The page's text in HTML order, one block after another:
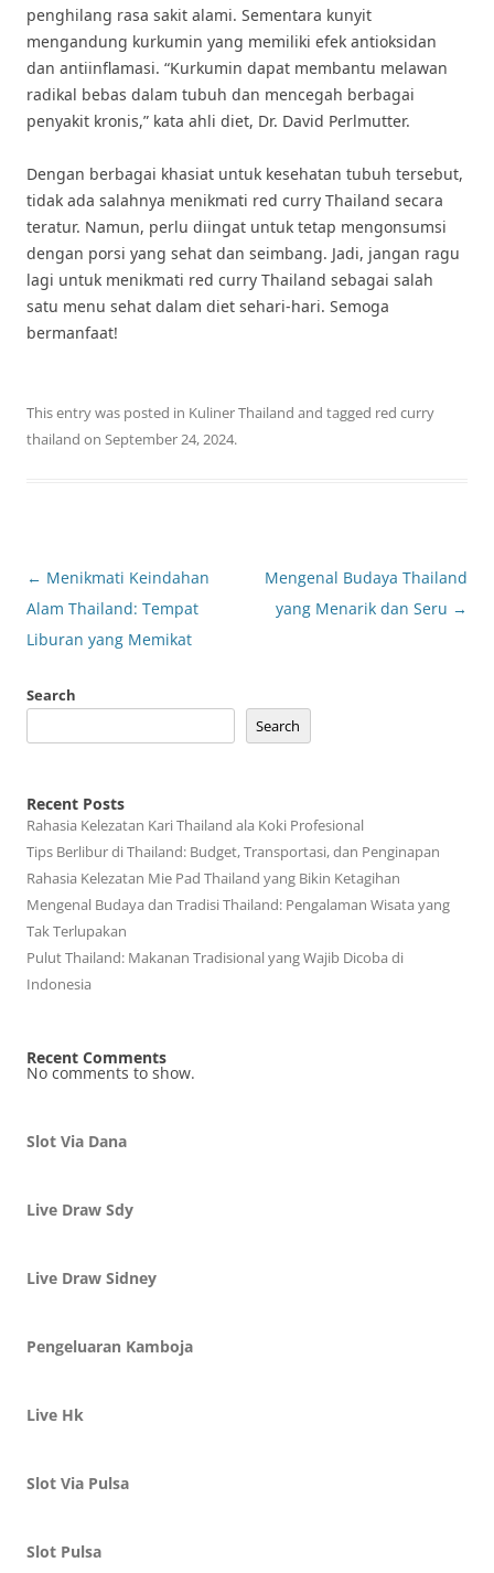
penghilang rasa sakit alami. Sementara kunyit
mengandung kurkumin yang memiliki efek antioksidan
dan antiinflamasi. “Kurkumin dapat membantu melawan
radikal bebas dalam tubuh dan mencegah berbagai
penyakit kronis,” kata ahli diet, Dr. David Perlmutter.
Dengan berbagai khasiat untuk kesehatan tubuh tersebut,
tidak ada salahnya menikmati red curry Thailand secara
teratur. Namun, perlu diingat untuk tetap mengonsumsi
dengan porsi yang sehat dan seimbang. Jadi, jangan ragu
lagi untuk menikmati red curry Thailand sebagai salah
satu menu sehat dalam diet sehari-hari. Semoga
bermanfaat!
This entry was posted in Kuliner Thailand and tagged red curry
thailand on September 24, 2024.
Post
navigation
← Menikmati Keindahan
Alam Thailand: Tempat
Liburan yang Memikat
Mengenal Budaya Thailand
yang Menarik dan Seru →
Search
Search
Recent Posts
Rahasia Kelezatan Kari Thailand ala Koki Profesional
Tips Berlibur di Thailand: Budget, Transportasi, dan Penginapan
Rahasia Kelezatan Mie Pad Thailand yang Bikin Ketagihan
Mengenal Budaya dan Tradisi Thailand: Pengalaman Wisata yang
Tak Terlupakan
Pulut Thailand: Makanan Tradisional yang Wajib Dicoba di
Indonesia
Recent Comments
No comments to show.
Slot Via Dana
Live Draw Sdy
Live Draw Sidney
Pengeluaran Kamboja
Live Hk
Slot Via Pulsa
Slot Pulsa